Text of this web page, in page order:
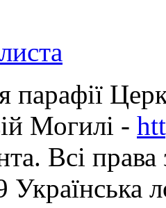
парафії
Могилі -
Всі